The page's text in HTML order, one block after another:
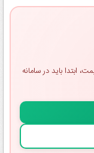
ابتدا باید در سامانه